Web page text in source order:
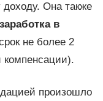
Она также
в
не более 2
компенсации).
произошло